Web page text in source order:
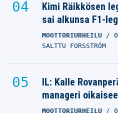
Kimi Räikkösen
sai alkunsa F1-
MOOTTORIURHEILU
SALTTU FORSSTRÖM
IL: Kalle
manageri
MOOTTORIURHEILU